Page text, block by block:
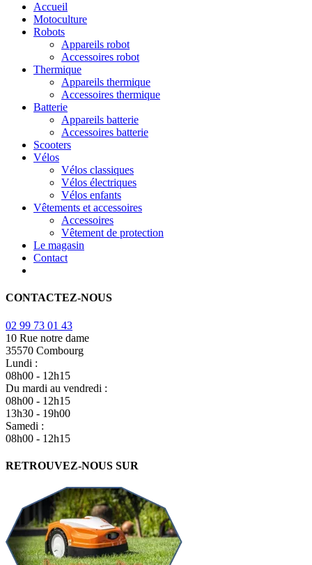
Accueil
Motoculture
Robots
Appareils robot
Accessoires robot
Thermique
Appareils thermique
Accessoires thermique
Batterie
Appareils batterie
Accessoires batterie
Scooters
Vélos
Vélos classiques
Vélos électriques
Vélos enfants
Vêtements et accessoires
Accessoires
Vêtement de protection
Le magasin
Contact
CONTACTEZ-NOUS
02 99 73 01 43
10 Rue notre dame
35570 Combourg
Lundi :
08h00 - 12h15
Du mardi au vendredi :
08h00 - 12h15
13h30 - 19h00
Samedi :
08h00 - 12h15
RETROUVEZ-NOUS SUR